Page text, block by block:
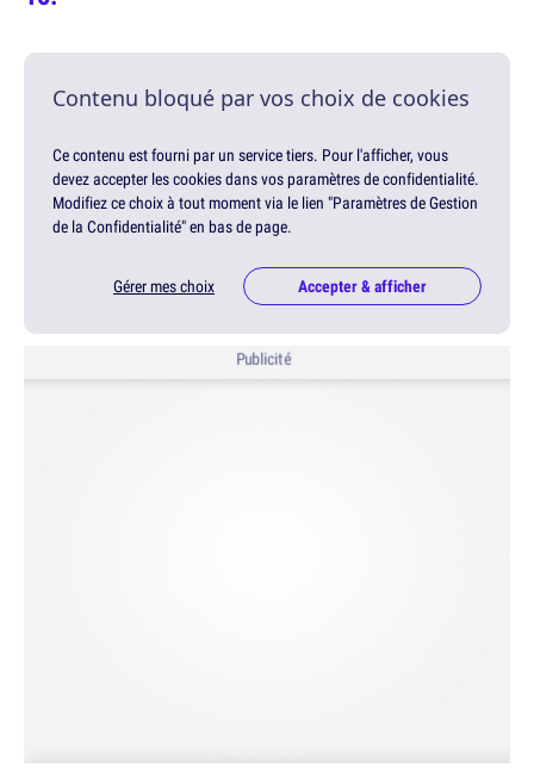
Contenu bloqué par vos choix de cookies
Ce contenu est fourni par un service tiers. Pour l'afficher, vous
devez accepter les cookies dans vos paramètres de confidentialité.
Modifiez ce choix à tout moment via le lien "Paramètres de Gestion
de la Confidentialité" en bas de page.
Gérer mes choix Accepter & afficher
Publicité